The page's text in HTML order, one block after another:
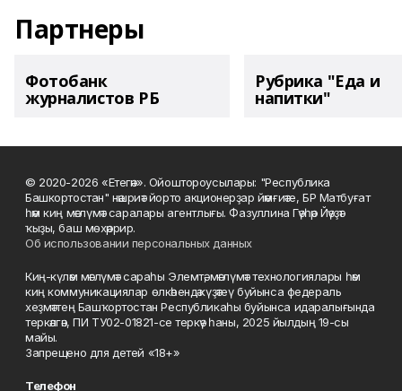
Партнеры
Фотобанк
журналистов РБ
Рубрика "Еда и
напитки"
© 2020-2026 «Етегән». Ойоштороусылары: "Республика
Башкортостан" нәшриәт йорто акционерҙар йәмғиәте, БР Матбуғат
һәм киң мәғлүмәт саралары агентлығы. Фазуллина Гәүһәр Йәүҙәт
ҡыҙы, баш мөхәррир.
Об использовании персональных данных
Киң-күләм мәғлүмәт сараһы Элемтә, мәғлүмәт технологиялары һәм
киң коммуникациялар өлкәһендә күҙәтеү буйынса федераль
хеҙмәттең Башҡортостан Республикаһы буйынса идаралығында
теркәлгән, ПИ ТУ02-01821-се теркәү һаны, 2025 йылдың 19-сы
майы.
Запрещено для детей «18+»
Телефон